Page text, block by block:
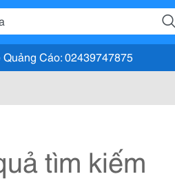
Quảng Cáo: 02439747875
tìm kiếm